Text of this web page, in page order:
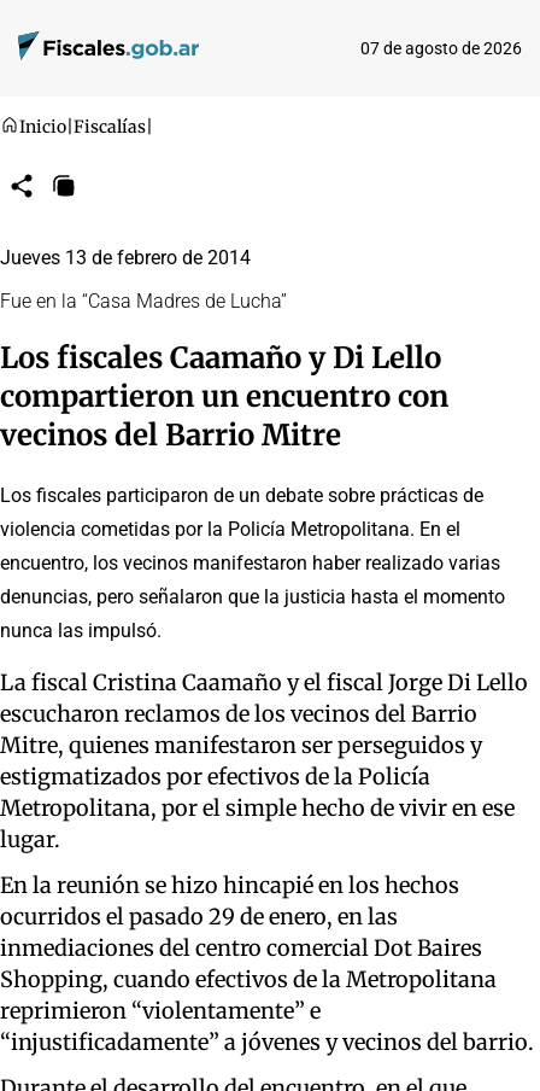
07 de agosto de 2026
Inicio Fiscalías
CompartirCopiar
Jueves 13 de febrero de 2014
Fue en la “Casa Madres de Lucha”
Los fiscales Caamaño y Di Lello
compartieron un encuentro con
vecinos del Barrio Mitre
Los fiscales participaron de un debate sobre prácticas de
violencia cometidas por la Policía Metropolitana. En el
encuentro, los vecinos manifestaron haber realizado varias
denuncias, pero señalaron que la justicia hasta el momento
nunca las impulsó.
La fiscal Cristina Caamaño y el fiscal Jorge Di Lello
escucharon reclamos de los vecinos del Barrio
Mitre, quienes manifestaron ser perseguidos y
estigmatizados por efectivos de la Policía
Metropolitana, por el simple hecho de vivir en ese
lugar.
En la reunión se hizo hincapié en los hechos
ocurridos el pasado 29 de enero, en las
inmediaciones del centro comercial Dot Baires
Shopping, cuando efectivos de la Metropolitana
reprimieron “violentamente” e
“injustificadamente” a jóvenes y vecinos del barrio.